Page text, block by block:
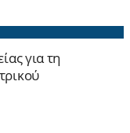
για τη